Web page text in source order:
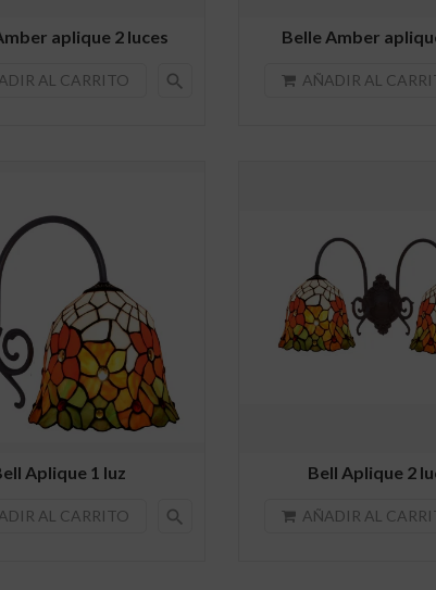
aplique 2 luces
AL CARRITO search
Belle Amber
AÑADIR AL
Aplique 1 luz
AL CARRITO search
Bell Aplique 2
AÑADIR AL